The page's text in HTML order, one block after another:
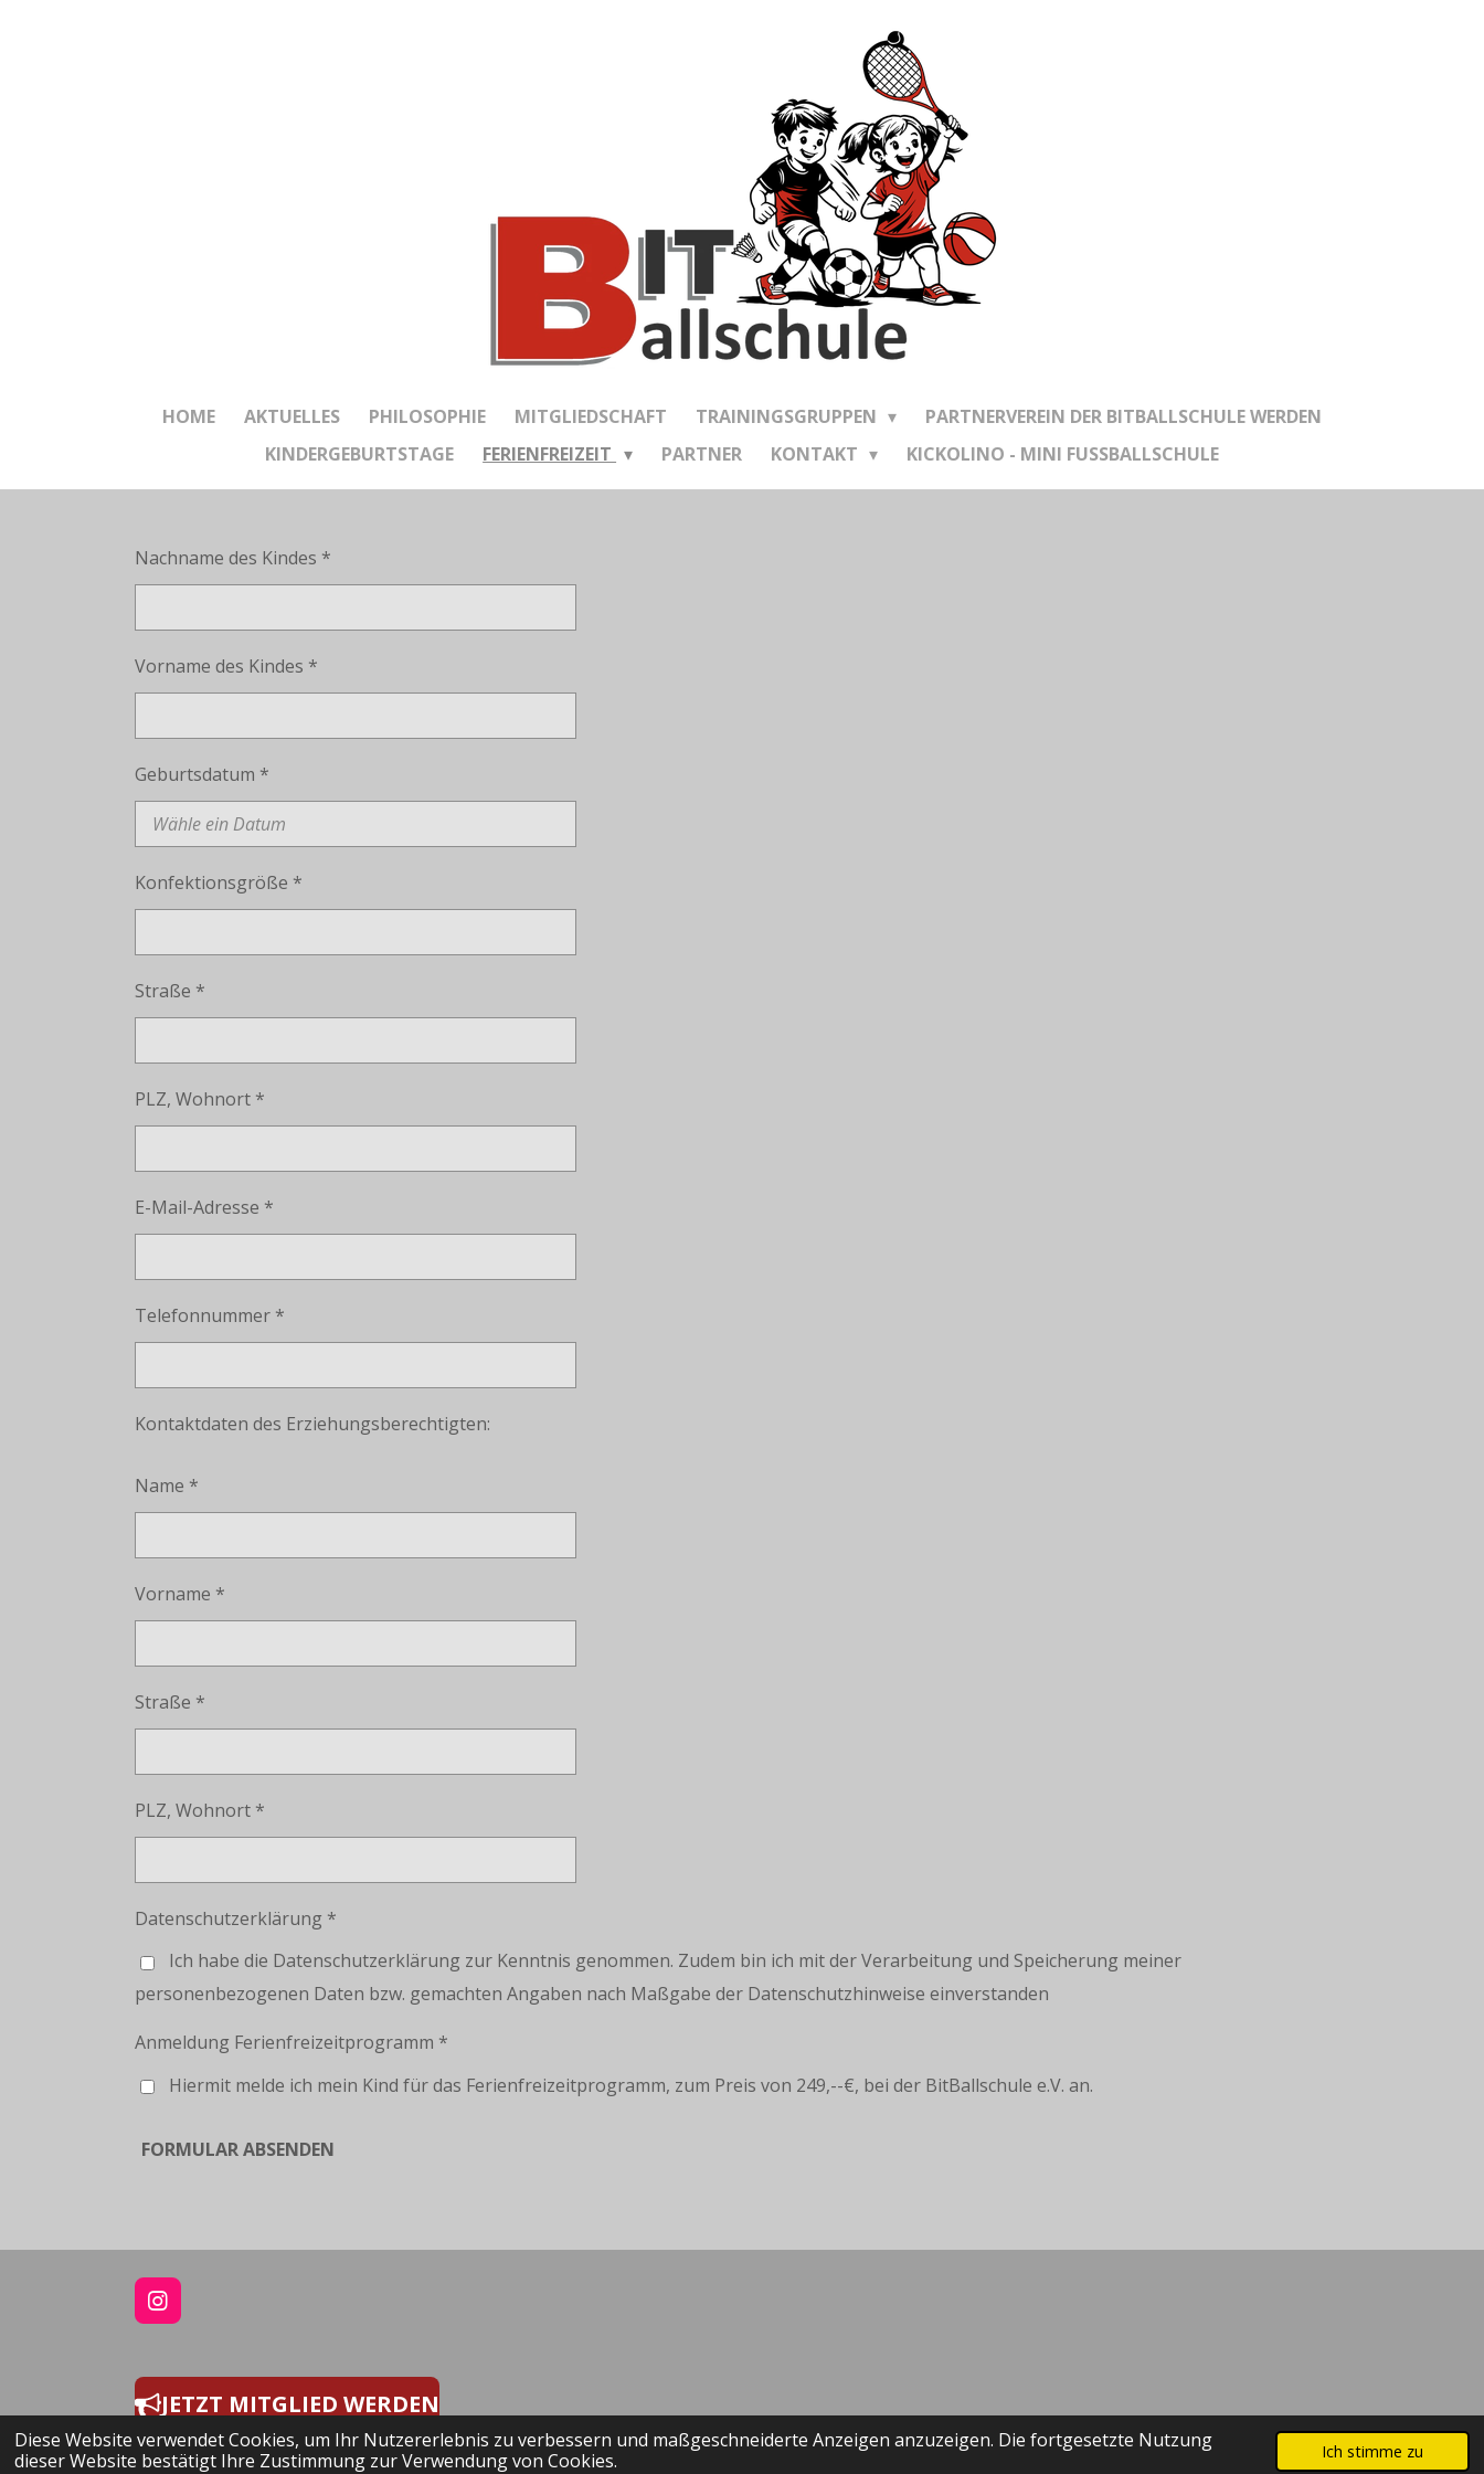
Diese Website verwendet Cookies, um Ihr Nutzererlebnis zu verbessern und maßgeschneiderte Anzeigen anzuzeigen. Die fortgesetzte Nutzung
dieser Website bestätigt Ihre Zustimmung zur Verwendung von Cookies.
Ich stimme zu
HOME AKTUELLES PHILOSOPHIE MITGLIEDSCHAFT TRAININGSGRUPPEN
PARTNERVEREIN DER BITBALLSCHULE WERDEN
KINDERGEBURTSTAGE
FERIENFREIZEIT PARTNER KONTAKT KICKOLINO - MINI FUSSBALLSCHULE
Nachname des Kindes *
Vorname des Kindes *
Geburtsdatum *
Konfektionsgröße *
Straße *
PLZ, Wohnort *
E-Mail-Adresse *
Telefonnummer *
Kontaktdaten des Erziehungsberechtigten:
Name *
Vorname *
Straße *
PLZ, Wohnort *
Datenschutzerklärung *
Ich habe die Datenschutzerklärung zur Kenntnis genommen. Zudem bin ich mit der Verarbeitung und Speicherung meiner
personenbezogenen Daten bzw. gemachten Angaben nach Maßgabe der Datenschutzhinweise einverstanden
Anmeldung Ferienfreizeitprogramm *
Hiermit melde ich mein Kind für das Ferienfreizeitprogramm, zum Preis von 249,--€, bei der BitBallschule e.V. an.
FORMULAR ABSENDEN
I
N
T
A
G
R
A
JETZT MITGLIED WERDEN
© 2023 BitBallschule e.V.